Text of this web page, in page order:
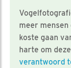
meer
koste gaan
harte om
verantwoord